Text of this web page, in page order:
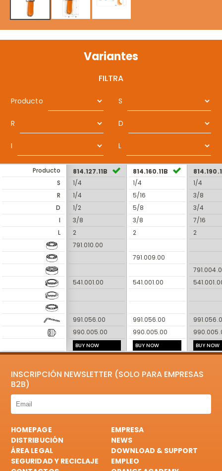
Variantes
FILTRA
Producto S
R D
I L
Producto
S
R
D
I
L
814.127.11B
1/4
1/4
1/2
3/8
2
791.010.00
541.001.00
991.056.00
990.005.00
BUY NOW
814.160.11B
1/4
5/16
5/8
3/8
2
791.009.00
541.001.00
991.056.00
990.005.00
BUY NOW
1/4
3/8
3/4
7/16
2
BUY NOW
INSCRIPCIÓN NEWSLETTER (SOLO PARA EMPRESAS
B2B)
HOMEPAGE
EMPRESA
DISTRIBUCIÓN
NEWS
ÁREA LEGAL
DOWNLOAD & SUPPORT
SEGURIDAD Y RECICLAJE
EMPLEO